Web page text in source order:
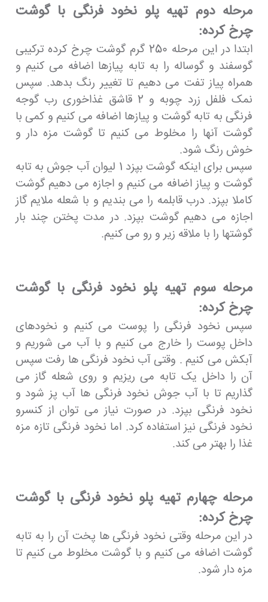
مرحله دوم تهیه پلو نخود فرنگی با گوشت
چرخ کرده:
ابتدا در این مرحله 250 گرم گوشت چرخ کرده ترکیبی
گوسفند و گوساله را به تابه پیازها اضافه می کنیم و
همراه پیاز تفت می دهیم تا تغییر رنگ بدهد. سپس
نمک فلفل زرد چوبه و 2 قاشق غذاخوری رب گوجه
فرنگی به تابه گوشت و پیازها اضافه می کنیم و کمی با
گوشت آنها را مخلوط می کنیم تا گوشت مزه دار و
خوش رنگ شود.
سپس برای اینکه گوشت بپزد 1 لیوان آب جوش به تابه
گوشت و پیاز اضافه می کنیم و اجازه می دهیم گوشت
کاملا بپزد. درب قابلمه را می بندیم و با شعله ملایم گاز
اجازه می دهیم گوشت بپزد. در مدت پختن چند بار
گوشتها را با ملاقه زیر و رو می کنیم.
مرحله سوم تهیه پلو نخود فرنگی با گوشت
چرخ کرده:
سپس نخود فرنگی را پوست می کنیم و نخودهای
داخل پوست را خارج می کنیم و با آب می شوریم و
آبکش می کنیم . وقتی آب نخود فرنگی ها رفت سپس
آن را داخل یک تابه می ریزیم و روی شعله گاز می
گذاریم تا با آب جوش نخود فرنگی ها آب پز شود و
نخود فرنگی بپزد. در صورت نیاز می توان از کنسرو
نخود فرنگی نیز استفاده کرد. اما نخود فرنگی تازه مزه
غذا را بهتر می کند.
مرحله چهارم تهیه پلو نخود فرنگی با گوشت
چرخ کرده:
در این مرحله وقتی نخود فرنگی ها پخت آن را به تابه
گوشت اضافه می کنیم و با گوشت مخلوط می کنیم تا
مزه دار شود.